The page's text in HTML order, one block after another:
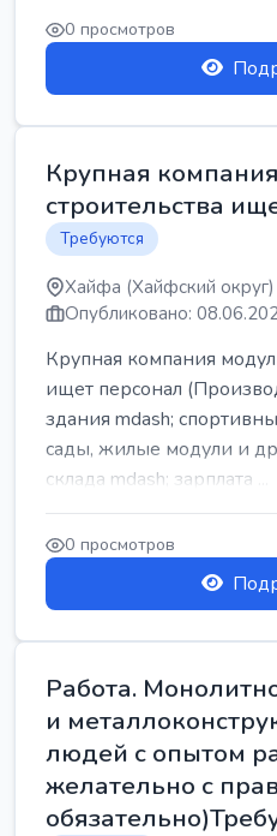
0 просмотров
Крупная
строительства
Требуются
Хайфа (Хайфский округ)
Опубликовано:
Крупная компания
ищет персонал
здания mdash;
сады, жилые модули и
склада mdash; зарплата ...
0 просмотров
Работа.
и
людей с опытом
желательно с